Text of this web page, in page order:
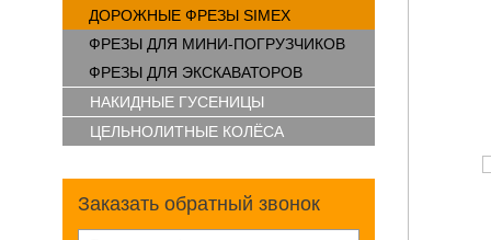
ДОРОЖНЫЕ ФРЕЗЫ SIMEX
ФРЕЗЫ ДЛЯ МИНИ-ПОГРУЗЧИКОВ
ФРЕЗЫ ДЛЯ ЭКСКАВАТОРОВ
НАКИДНЫЕ ГУСЕНИЦЫ
ЦЕЛЬНОЛИТНЫЕ КОЛЁСА
Заказать обратный звонок